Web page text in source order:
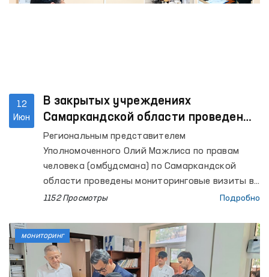
12
Июн
В закрытых учреждениях
Самаркандской области проведены
очередные мониторинговые визиты
Региональным представителем
Уполномоченного Олий Мажлиса по правам
человека (омбудсмана) по Самаркандской
области проведены мониторинговые визиты в
Центр реабилитации лиц без определённого
области, Самаркандский областной центр
социальной поддержки, изоляторы
временного содержания (ИВС) органов
внутренних дел Пастдаргомского района, а
1152 Просмотры Подробно
мониторинг